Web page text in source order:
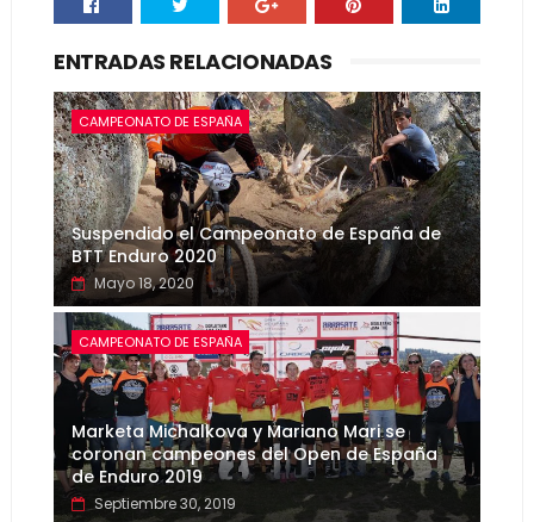
ENTRADAS RELACIONADAS
CAMPEONATO DE ESPAÑA
Suspendido el Campeonato de España de
BTT Enduro 2020
Mayo 18, 2020
CAMPEONATO DE ESPAÑA
Marketa Michalkova y Mariano Mari se
coronan campeones del Open de España
de Enduro 2019
Septiembre 30, 2019